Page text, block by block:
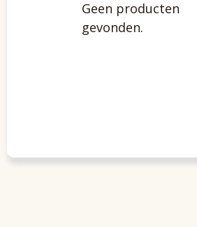
Geen producten
gevonden.